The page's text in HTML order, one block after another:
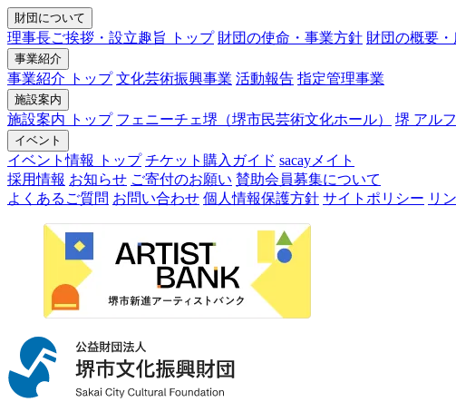
財団について
理事長ご挨拶・設立趣旨 トップ 財団の使命・事業方針 財団の概要
事業紹介
事業紹介 トップ 文化芸術振興事業 活動報告 指定管理事業
施設案内
施設案内 トップ フェニーチェ堺（堺市民芸術文化ホール） 堺 アル
イベント
イベント情報 トップ チケット購入ガイド sacayメイト
採用情報 お知らせ ご寄付のお願い 賛助会員募集について
よくあるご質問 お問い合わせ 個人情報保護方針 サイトポリシー リ